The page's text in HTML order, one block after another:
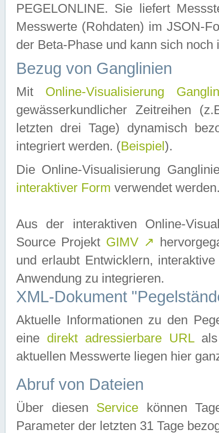
PEGELONLINE. Sie liefert
Messwerte (Rohdaten) im JSON-
der Beta-Phase und kann sich noch
Bezug von Ganglinien
Mit Online-Visualisierung
gewässerkundlicher Zeitreihen
letzten drei Tage) dynamisch
integriert werden. (Beispiel ).
Die Online-Visualisierung
interaktiver Form verwendet
Aus der interaktiven Online-
Source Projekt GIMV ↗
und erlaubt Entwicklern,
Anwendung zu integrieren.
XML-Dokument
Aktuelle Informationen zu den
eine direkt adressierbare URLals
aktuellen Messwerte liegen hier
Abruf von Dateien
Über diesen Service können
Parameter der letzten 31 Tage